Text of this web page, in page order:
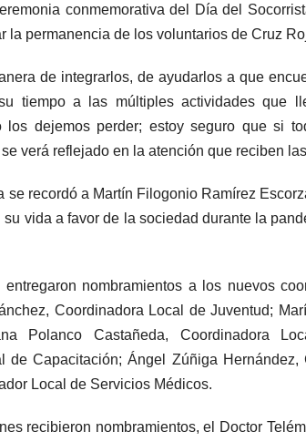
conmemorativa del Día del
la permanencia de los voluntarios de Cruz
de integrarlos, de ayudarlos a que
tiempo a las múltiples actividades que
los dejemos perder; estoy seguro que si
verá reflejado en la atención que reciben
se recordó a Martín Filogonio Ramírez
vida a favor de la sociedad durante la
entregaron nombramientos a los nuevos
Coordinadora Local de Juventud;
Polanco Castañeda, Coordinadora
de Capacitación; Ángel Zúñiga
Local de Servicios Médicos.
recibieron nombramientos, el Doctor